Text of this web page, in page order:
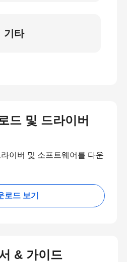
기타
드 및 드라이버
이버 및 소프트웨어를 다운
로드 보기
& 가이드